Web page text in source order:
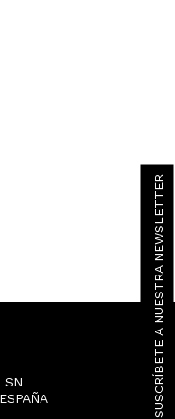
SUSCRÍBETE A NUESTRA NEWSLETTER
SN